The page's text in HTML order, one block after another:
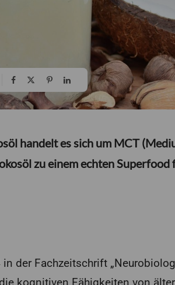
handelt es sich um MCT
zu einem echten Superfood
der Fachzeitschrift